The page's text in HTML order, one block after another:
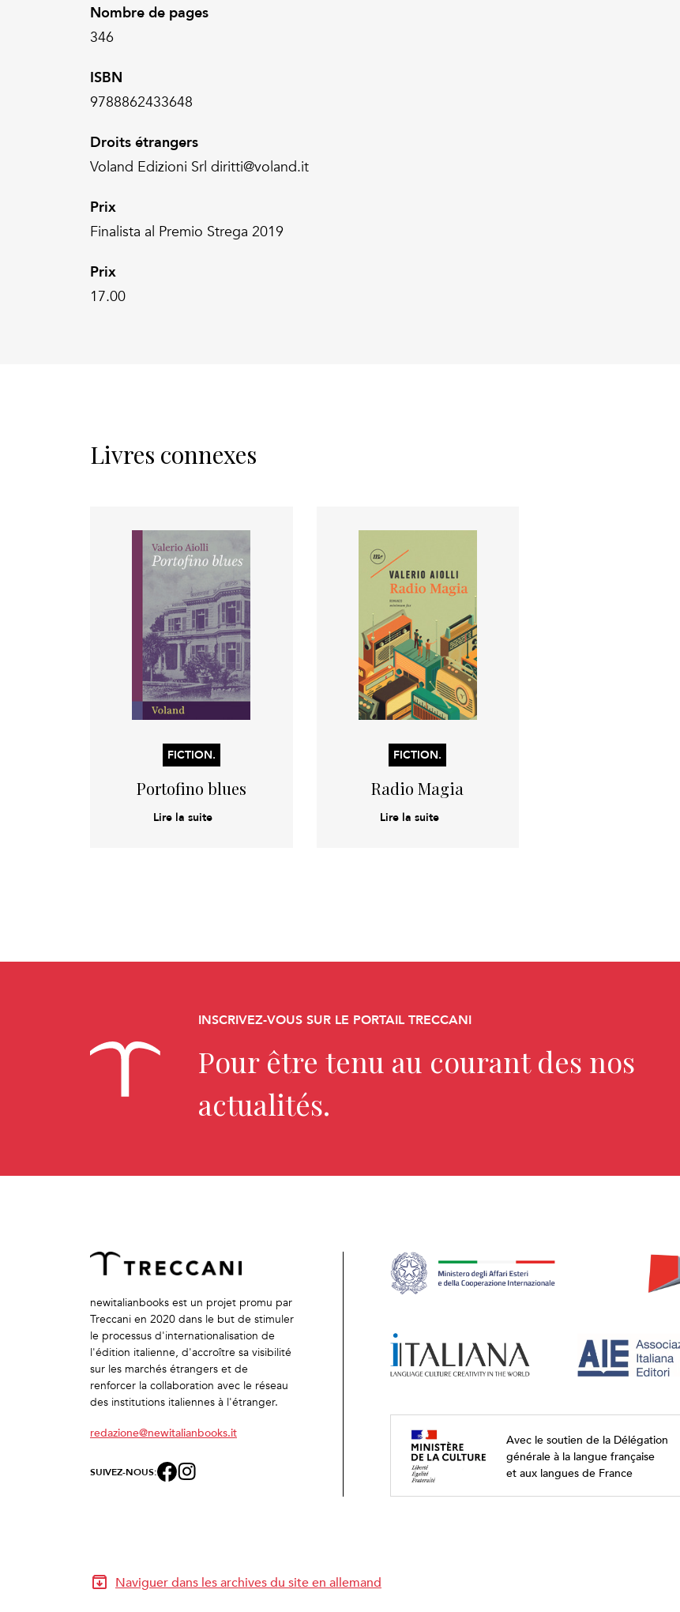
Nombre de pages
346
ISBN
9788862433648
Droits étrangers
Voland Edizioni Srl diritti@voland.it
Prix
Finalista al Premio Strega 2019
Prix
17.00
Livres connexes
FICTION.
Portofino blues
Lire la suite
FICTION.
Radio Magia
Lire la suite
INSCRIVEZ-VOUS SUR LE PORTAIL TRECCANI
Pour être tenu au courant des nos
actualités.
newitalianbooks est un projet promu par
Treccani en 2020 dans le but de stimuler
le processus d'internationalisation de
l'édition italienne, d'accroître sa visibilité
sur les marchés étrangers et de
renforcer la collaboration avec le réseau
des institutions italiennes à l'étranger.
redazione@newitalianbooks.it
SUIVEZ-NOUS:
Avec le soutien de la Délégation
générale à la langue française
et aux langues de France
Naviguer dans les archives du site en allemand